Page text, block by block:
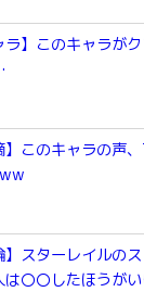
ラ】このキャラが
】このキャラの声
】スターレイルの
は〇〇したほうが